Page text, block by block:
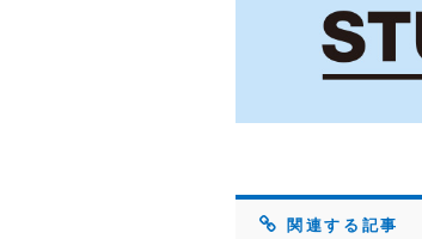
関連する記事